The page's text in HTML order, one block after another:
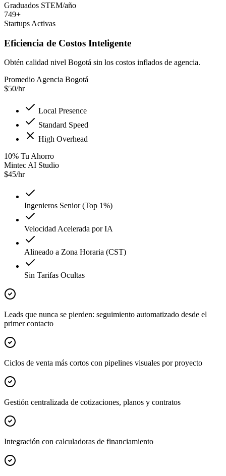
Graduados STEM/año
749+
Startups Activas
Eficiencia de Costos Inteligente
Obtén calidad nivel Bogotá sin los costos inflados de agencia.
Promedio Agencia Bogotá
$50/hr
Local Presence
Standard Speed
High Overhead
10% Tu Ahorro
Mintec AI Studio
$45/hr
Ingenieros Senior (Top 1%)
Velocidad Acelerada por IA
Alineado a Zona Horaria (CST)
Sin Tarifas Ocultas
Leads que nunca se pierden: seguimiento automatizado desde el
primer contacto
Ciclos de venta más cortos con pipelines visuales por proyecto
Gestión centralizada de cotizaciones, planos y contratos
Integración con calculadoras de financiamiento